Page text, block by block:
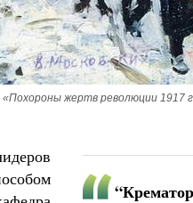
жертв революции 1917